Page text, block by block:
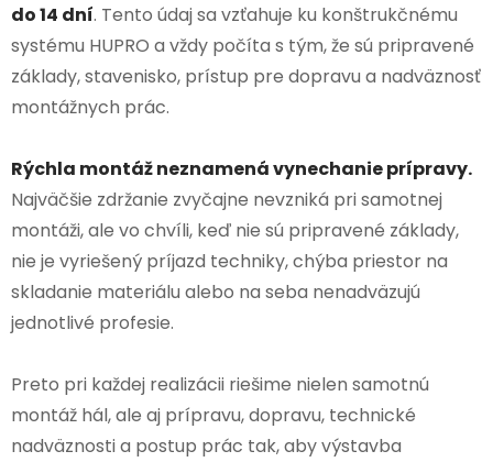
do 14 dní. Tento údaj sa vzťahuje ku konštrukčnému
systému HUPRO a vždy počíta s tým, že sú pripravené
základy, stavenisko, prístup pre dopravu a nadväznosť
montážnych prác.
Rýchla montáž neznamená vynechanie prípravy.
Najväčšie zdržanie zvyčajne nevzniká pri samotnej
montáži, ale vo chvíli, keď nie sú pripravené základy,
nie je vyriešený príjazd techniky, chýba priestor na
skladanie materiálu alebo na seba nenadväzujú
jednotlivé profesie.
Preto pri každej realizácii riešime nielen samotnú
montáž hál, ale aj prípravu, dopravu, technické
nadväznosti a postup prác tak, aby výstavba